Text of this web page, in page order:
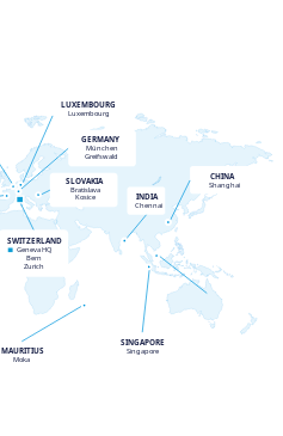
SWITZERLAND
Geneva HQ
Bern
Zurich
SLOVAKIA
Bratislava
Kosice
MAURITIUS
Moka
SINGAPORE
Singapore
CHINA
Shanghai
INDIA
Chennai
LUXEMBOURG
Luxembourg
GERMANY
München
Greifswald